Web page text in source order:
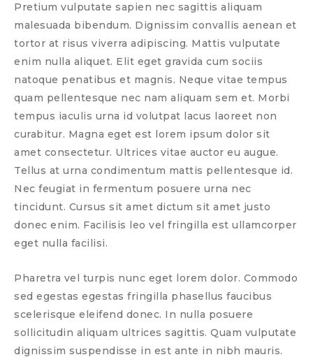
Pretium vulputate sapien nec sagittis aliquam
malesuada bibendum. Dignissim convallis aenean et
tortor at risus viverra adipiscing. Mattis vulputate
enim nulla aliquet. Elit eget gravida cum sociis
natoque penatibus et magnis. Neque vitae tempus
quam pellentesque nec nam aliquam sem et. Morbi
tempus iaculis urna id volutpat lacus laoreet non
curabitur. Magna eget est lorem ipsum dolor sit
amet consectetur. Ultrices vitae auctor eu augue.
Tellus at urna condimentum mattis pellentesque id.
Nec feugiat in fermentum posuere urna nec
tincidunt. Cursus sit amet dictum sit amet justo
donec enim. Facilisis leo vel fringilla est ullamcorper
eget nulla facilisi.
Pharetra vel turpis nunc eget lorem dolor. Commodo
sed egestas egestas fringilla phasellus faucibus
scelerisque eleifend donec. In nulla posuere
sollicitudin aliquam ultrices sagittis. Quam vulputate
dignissim suspendisse in est ante in nibh mauris.